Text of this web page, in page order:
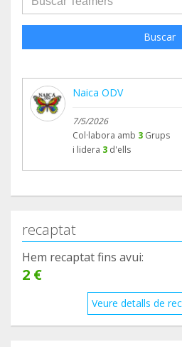
Buscar
Naica ODV
7/5/2026
Col·labora amb 3 Grups
i lidera 3 d'ells
recaptat
Hem recaptat fins avui:
2 €
Veure detalls de